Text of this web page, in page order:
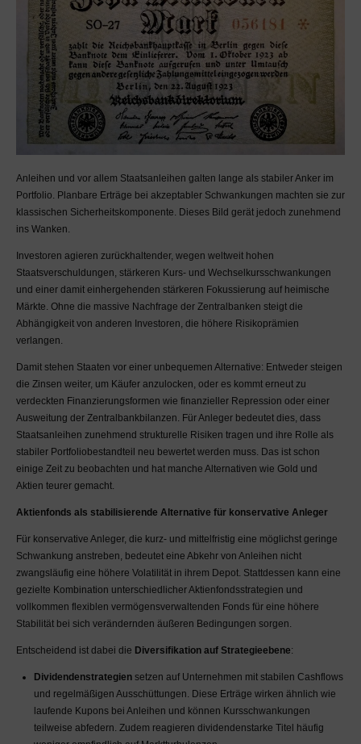
Anleihen und vor allem Staatsanleihen galten lange als stabiler Anker im
Portfolio. Planbare Erträge bei akzeptabler Schwankungen machten sie zur
klassischen Sicherheitskomponente. Dieses Bild gerät jedoch zunehmend
ins Wanken.
Investoren agieren zurückhaltender, wegen weltweit hohen
Staatsverschuldungen, stärkeren Kurs- und Wechselkursschwankungen
und einer damit einhergehenden stärkeren Fokussierung auf heimische
Märkte. Ohne die massive Nachfrage der Zentralbanken steigt die
Abhängigkeit von anderen Investoren, die höhere Risikoprämien
verlangen.
Damit stehen Staaten vor einer unbequemen Alternative: Entweder steigen
die Zinsen weiter, um Käufer anzulocken, oder es kommt erneut zu
verdeckten Finanzierungsformen wie finanzieller Repression oder einer
Ausweitung der Zentralbankbilanzen. Für Anleger bedeutet dies, dass
Staatsanleihen zunehmend strukturelle Risiken tragen und ihre Rolle als
stabiler Portfoliobestandteil neu bewertet werden muss. Das ist schon
einige Zeit zu beobachten und hat manche Alternativen wie Gold und
Aktien teurer gemacht.
Aktienfonds als stabilisierende Alternative für konservative Anleger
Für konservative Anleger, die kurz- und mittelfristig eine möglichst geringe
Schwankung anstreben, bedeutet eine Abkehr von Anleihen nicht
zwangsläufig eine höhere Volatilität in ihrem Depot. Stattdessen kann eine
gezielte Kombination unterschiedlicher Aktienfondsstrategien und
vollkommen flexiblen vermögensverwaltenden Fonds für eine höhere
Stabilität bei sich verändernden äußeren Bedingungen sorgen.
Entscheidend ist dabei die Diversifikation auf Strategieebene:
Dividendenstrategien setzen auf Unternehmen mit stabilen Cashflows
und regelmäßigen Ausschüttungen. Diese Erträge wirken ähnlich wie
laufende Kupons bei Anleihen und können Kursschwankungen
teilweise abfedern. Zudem reagieren dividendenstarke Titel häufig
Sie sich VOR der Nutzung
des MaDrei-Blogs über
Ihren diesbezüglichen
Status.
Eine Anlageberatung kann
und darf nur unter
Berücksichtigung Ihrer
Bedürfnisse erfolgen.
Information dient dem
allgemeinen und
unverbindlichen
Finanzthemen. Eine
Beratung kann und darf
dieser Blog nicht
darstellen. Insbesondere
ist keine der zur Verfügung
Halten oder Verkaufen von
Wertpapieren zu
verstehen. Wir weisen
darauf hin, dass der
Handel mit Wertpapieren
erhebliche Risiken, bis hin
zum Totalverlust des
beinhalten kann. Ohne
raten wir Ihnen
ausdrücklich hiervon ab.
Lassen Sie sich persönlich
durch eine hierzu
autorisierte Person
beraten.
Gewinne und Verluste aus